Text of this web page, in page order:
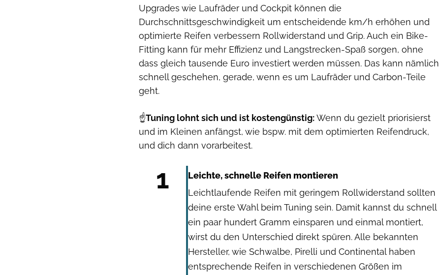
Upgrades wie Laufräder und Cockpit können die
Durchschnittsgeschwindigkeit um entscheidende km/h erhöhen und
optimierte Reifen verbessern Rollwiderstand und Grip. Auch ein Bike-
Fitting kann für mehr Effizienz und Langstrecken-Spaß sorgen, ohne
dass gleich tausende Euro investiert werden müssen. Das kann nämlich
schnell geschehen, gerade, wenn es um Laufräder und Carbon-Teile
geht.
☝️Tuning lohnt sich und ist kostengünstig:Wenn du gezielt priorisierst
und im Kleinen anfängst, wie bspw. mit dem optimierten Reifendruck,
und dich dann vorarbeitest.
1
Leichte, schnelle Reifen montieren
Leichtlaufende Reifen mit geringem Rollwiderstand sollten
deine erste Wahl beim Tuning sein. Damit kannst du schnell
ein paar hundert Gramm einsparen und einmal montiert,
wirst du den Unterschied direkt spüren. Alle bekannten
Hersteller, wie Schwalbe, Pirelli und Continental haben
entsprechende Reifen in verschiedenen Größen im